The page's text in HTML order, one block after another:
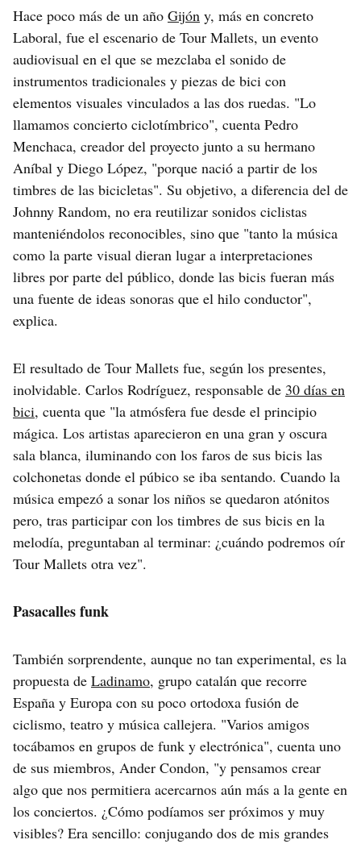
Hace poco más de un año Gijón y, más en concreto
Laboral, fue el escenario de Tour Mallets, un evento
audiovisual en el que se mezclaba el sonido de
instrumentos tradicionales y piezas de bici con
elementos visuales vinculados a las dos ruedas. "Lo
llamamos concierto ciclotímbrico", cuenta Pedro
Menchaca, creador del proyecto junto a su hermano
Aníbal y Diego López, "porque nació a partir de los
timbres de las bicicletas". Su objetivo, a diferencia del de
Johnny Random, no era reutilizar sonidos ciclistas
manteniéndolos reconocibles, sino que "tanto la música
como la parte visual dieran lugar a interpretaciones
libres por parte del público, donde las bicis fueran más
una fuente de ideas sonoras que el hilo conductor",
explica.
El resultado de Tour Mallets fue, según los presentes,
inolvidable. Carlos Rodríguez, responsable de 30 días en
bici, cuenta que "la atmósfera fue desde el principio
mágica. Los artistas aparecieron en una gran y oscura
sala blanca, iluminando con los faros de sus bicis las
colchonetas donde el púbico se iba sentando. Cuando la
música empezó a sonar los niños se quedaron atónitos
pero, tras participar con los timbres de sus bicis en la
melodía, preguntaban al terminar: ¿cuándo podremos oír
Tour Mallets otra vez".
Pasacalles funk
También sorprendente, aunque no tan experimental, es la
propuesta de Ladinamo, grupo catalán que recorre
España y Europa con su poco ortodoxa fusión de
ciclismo, teatro y música callejera. "Varios amigos
tocábamos en grupos de funk y electrónica", cuenta uno
de sus miembros, Ander Condon, "y pensamos crear
algo que nos permitiera acercarnos aún más a la gente en
los conciertos. ¿Cómo podíamos ser próximos y muy
visibles? Era sencillo: conjugando dos de mis grandes